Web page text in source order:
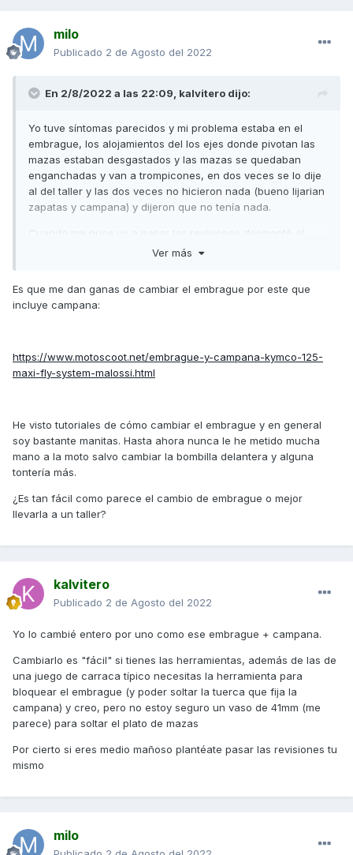
milo
Publicado 2 de Agosto del 2022
En 2/8/2022 a las 22:09, kalvitero dijo:
Yo tuve síntomas parecidos y mi problema estaba en el
embrague, los alojamientos del los ejes donde pivotan las
mazas estaban desgastados y las mazas se quedaban
enganchadas y van a trompicones, en dos veces se lo dije
al del taller y las dos veces no hicieron nada (bueno lijarian
zapatas y campana) y dijeron que no tenía nada.
Cuando me puse yo a pasar las revisiones desmonté el
embrague (que me costó la vida pues habían apretado con
Cambié el embrague por uno malossi (más barato que el
original y seguro que más duradero) y se acabó el
Ver más
Es que me dan ganas de cambiar el embrague por este que
incluye campana:
https://www.motoscoot.net/embrague-y-campana-kymco-125-
maxi-fly-system-malossi.html
He visto tutoriales de cómo cambiar el embrague y en general
soy bastante manitas. Hasta ahora nunca le he metido mucha
mano a la moto salvo cambiar la bombilla delantera y alguna
tontería más.
¿Es tan fácil como parece el cambio de embrague o mejor
llevarla a un taller?
kalvitero
Publicado 2 de Agosto del 2022
Yo lo cambié entero por uno como ese embrague + campana.
Cambiarlo es "fácil" si tienes las herramientas, además de las de
una juego de carraca típico necesitas la herramienta para
bloquear el embrague (y poder soltar la tuerca que fija la
campana) y creo, pero no estoy seguro un vaso de 41mm (me
parece) para soltar el plato de mazas
Por cierto si eres medio mañoso plantéate pasar las revisiones tu
mismo
milo